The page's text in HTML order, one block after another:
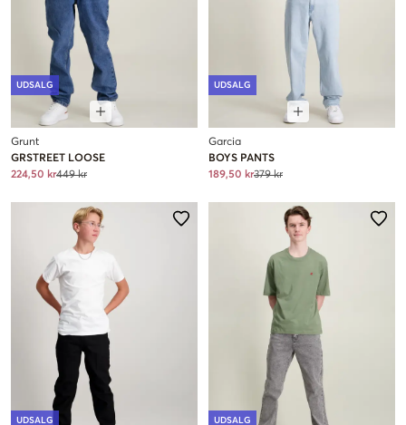
UDSALG
Grunt
GRSTREET LOOSE
224,50 kr449 kr
UDSALG
Garcia
BOYS PANTS
189,50 kr379 kr
UDSALG UDSALG